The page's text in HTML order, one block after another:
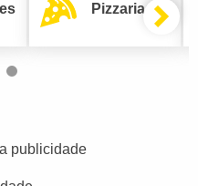
Pizzarias
publicidade